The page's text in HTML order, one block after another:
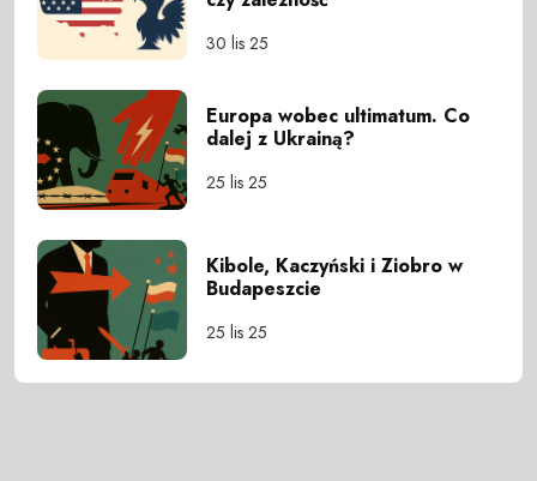
30 lis 25
Europa wobec ultimatum. Co
dalej z Ukrainą?
25 lis 25
Kibole, Kaczyński i Ziobro w
Budapeszcie
25 lis 25